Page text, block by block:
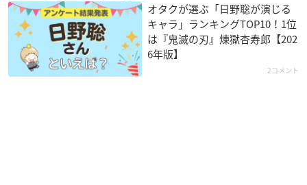
オタクが選ぶ「日野聡が演じる
キャラ」ランキングTOP10！1位
は『鬼滅の刃』煉󠄁獄杏寿郎【202
6年版】
2コメント